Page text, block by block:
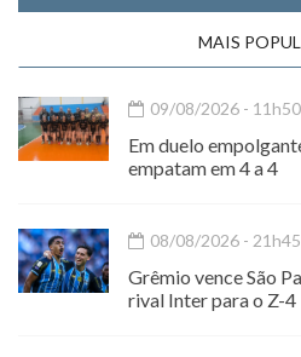
MAIS
09/08/2026 - 11h50
Em duelo
empatam em 4 a 4
08/08/2026 - 21h45
Grêmio vence São
rival Inter para o Z-4